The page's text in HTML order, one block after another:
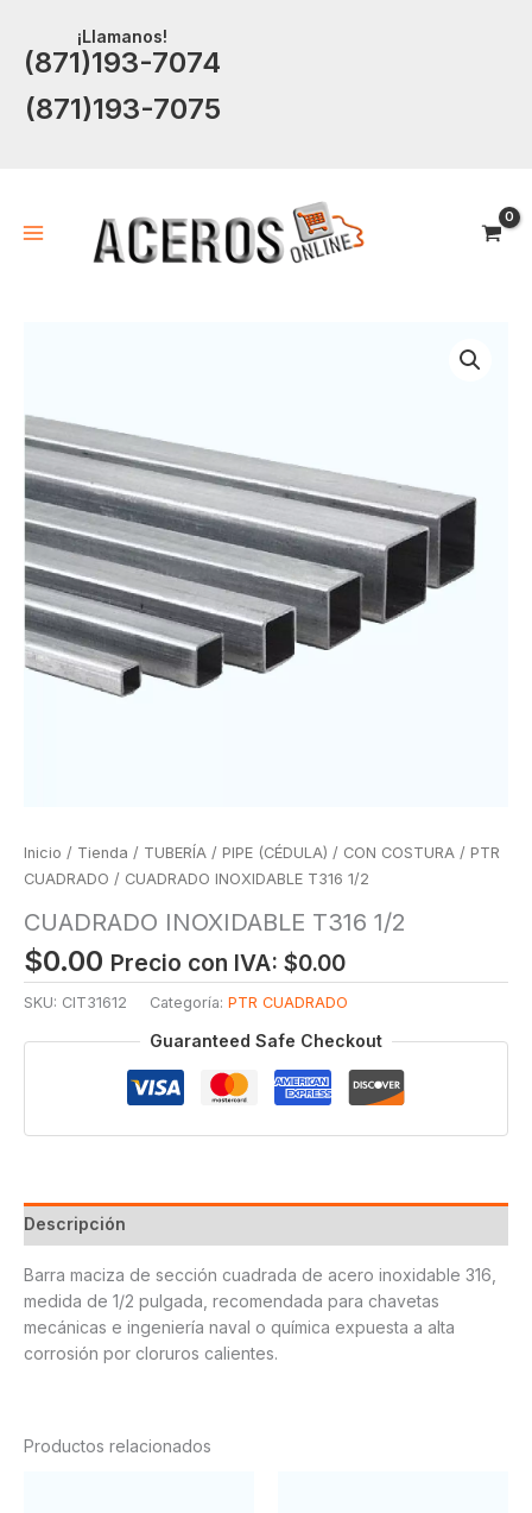
contenido
¡Llamanos!
(871)193-7074
(871)193-7075
Inicio / Tienda / TUBERÍA / PIPE (CÉDULA) / CON COSTURA / PTR
CUADRADO / CUADRADO INOXIDABLE T316 1/2
CUADRADO INOXIDABLE T316 1/2
$0.00 Precio con IVA: $0.00
SKU: CIT31612 Categoría: PTR CUADRADO
Guaranteed Safe Checkout
Descripción
Barra maciza de sección cuadrada de acero inoxidable 316,
medida de 1/2 pulgada, recomendada para chavetas
mecánicas e ingeniería naval o química expuesta a alta
corrosión por cloruros calientes.
Productos relacionados